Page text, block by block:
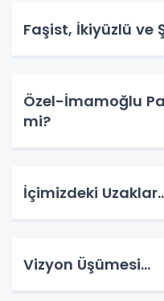
Faşist, İkiyüzlü ve
Özel-İmamoğlu
mi?
İçimizdeki
Vizyon Üşümesi…